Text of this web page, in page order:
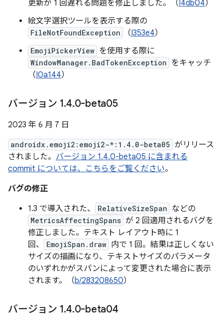
更新が 1 回遅れる問題を修正しました。（I4db04）
絵文字選択ツールを表示する際の
FileNotFoundException （I353e4）
EmojiPickerView を使用する際に
WindowManager.BadTokenException をキャッチ
（I0a144）
バージョン 1.4.0-beta05
2023 年 6 月 7 日
androidx.emoji2:emoji2-*:1.4.0-beta05 がリリース
されました。 バージョン 1.4.0-beta05 に含まれる
commit については、こちらをご覧ください。
バグの修正
1.3 で導入された、
RelativeSizeSpan などの
MetricsAffectingSpans が 2 回適用されるバグを
修正しました。テキスト レイアウト時に 1
回、
EmojiSpan.draw 内で 1 回。結果は正しくない
サイズの描画になり、テキストサイズのパラメータ
のいずれかがスパンによって変更された場合に表示
されます。（b/283208650）
バージョン 1.4.0-beta04